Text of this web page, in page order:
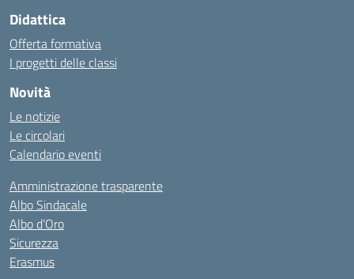
Didattica
Offerta formativa
I progetti delle classi
Novità
Le notizie
Le circolari
Calendario eventi
Amministrazione trasparente
Albo Sindacale
Albo d’Oro
Sicurezza
Erasmus